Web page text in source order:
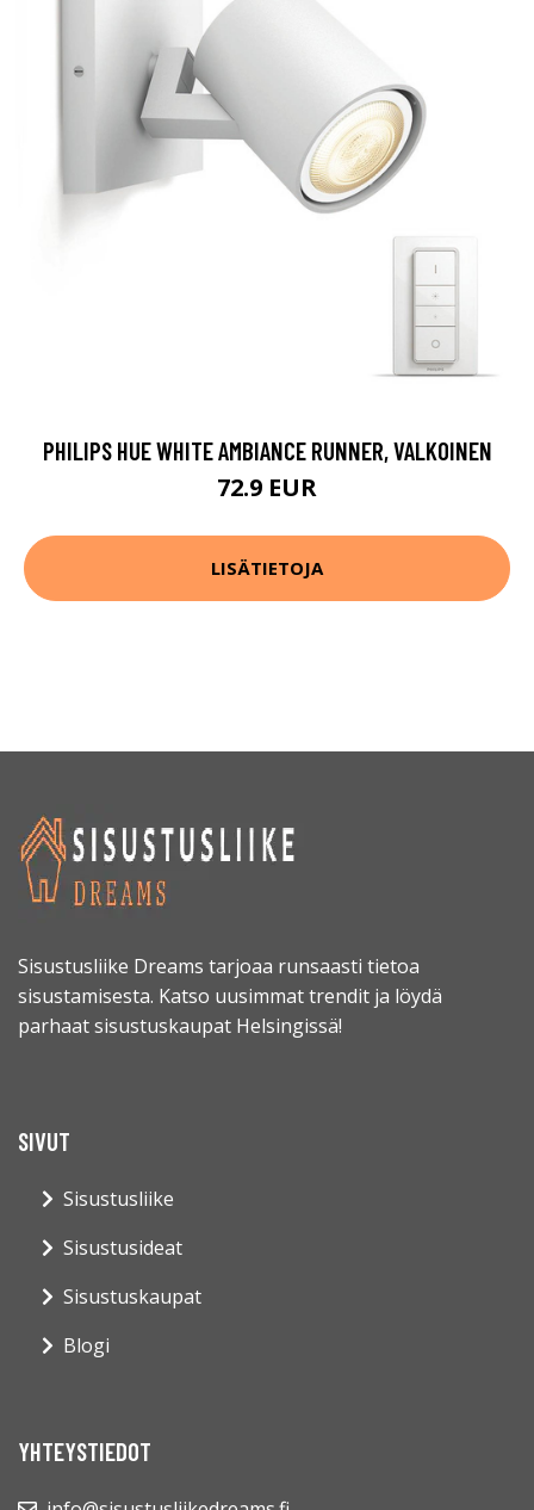
PHILIPS HUE WHITE AMBIANCE RUNNER, VALKOINEN
72.9 EUR
LISÄTIETOJA
Sisustusliike Dreams tarjoaa runsaasti tietoa
sisustamisesta. Katso uusimmat trendit ja löydä
parhaat sisustuskaupat Helsingissä!
SIVUT
Sisustusliike
Sisustusideat
Sisustuskaupat
Blogi
YHTEYSTIEDOT